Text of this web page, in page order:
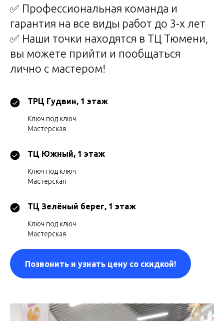
✅ Профессиональная команда и
гарантия на все виды работ до 3-х лет
✅ Наши точки находятся в ТЦ Тюмени,
вы можете прийти и пообщаться
лично с мастером!
​ТРЦ Гудвин, 1 этаж
Ключ под ключ
​Мастерская
​ТЦ Южный, 1 этаж
Ключ под ключ
​Мастерская
ТЦ Зелёный берег, 1 этаж
Ключ под ключ
​Мастерская
Позвонить и узнать цену со скидкой!